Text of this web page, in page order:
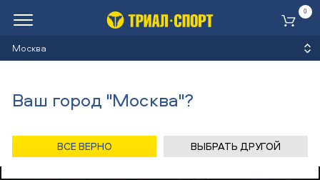
Москва
0
Ваш город "Москва"?
ВСЕ ВЕРНО ВЫБРАТЬ ДРУГОЙ